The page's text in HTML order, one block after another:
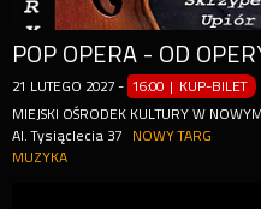
POP OPERA - OD
21 LUTEGO 2027 - 16:00 | KUP-BILET
MIEJSKI OŚRODEK KULTURY W
Al. Tysiąclecia 37
NOWY TARG
MUZYKA